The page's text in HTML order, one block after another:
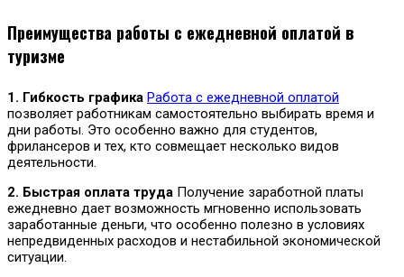
Преимущества работы с ежедневной оплатой в
туризме
1. Гибкость графика Работа с ежедневной оплатой
позволяет работникам самостоятельно выбирать время и
дни работы. Это особенно важно для студентов,
фрилансеров и тех, кто совмещает несколько видов
деятельности.
2. Быстрая оплата труда Получение заработной платы
ежедневно дает возможность мгновенно использовать
заработанные деньги, что особенно полезно в условиях
непредвиденных расходов и нестабильной экономической
ситуации.